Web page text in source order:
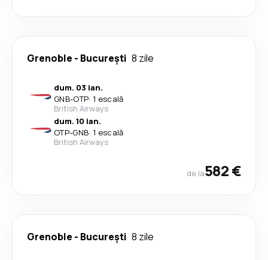
Grenoble - București 8 zile
dum. 03 ian.
GNB-OTP· 1 escală
British Airways
dum. 10 ian.
OTP-GNB· 1 escală
British Airways
de la582 €
Grenoble - București 8 zile